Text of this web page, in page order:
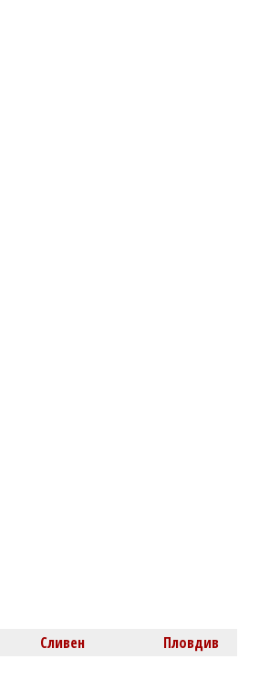
Сливен Пловдив